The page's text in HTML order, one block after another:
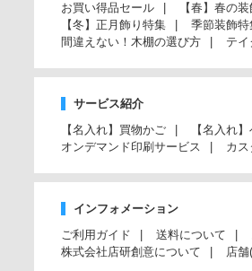
お買い得品セール
【春】春の
【冬】正月飾り特集
季節装飾特
間違えない！木棚の選び方
テ
サービス紹介
【名入れ】買物かご
【名入れ
オンデマンド印刷サービス
カ
インフォメーション
ご利用ガイド
送料について
株式会社店研創意について
店